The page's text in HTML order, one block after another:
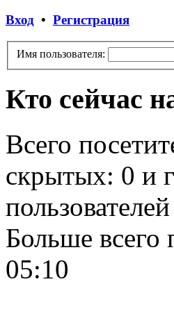
Вход • Регистрация
Имя пользователя:
Кто сейчас
Всего
скрытых: 0 и
Больше всего
05:10